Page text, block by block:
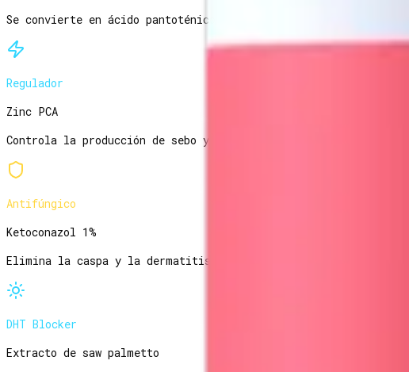
Se convierte en ácido pantoténico dentro del folículo,
Regulador
Zinc PCA
Controla la producción de sebo y crea un ambiente óptimo en
Antifúngico
Ketoconazol 1%
Elimina la caspa y la dermatitis seborreica, causas frecuentes
DHT Blocker
Extracto de saw palmetto